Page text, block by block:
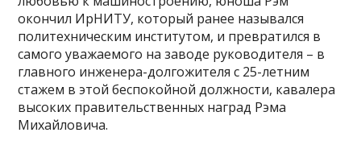
окончил ИрНИТУ, который ранее назывался
политехническим институтом, и превратился в
самого уважаемого на заводе руководителя – в
главного инженера-долгожителя с 25-летним
стажем в этой беспокойной должности, кавалера
высоких правительственных наград Рэма
Михайловича.